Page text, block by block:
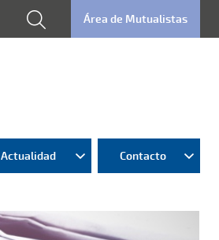
Área de Mutualistas
Actualidad Contacto